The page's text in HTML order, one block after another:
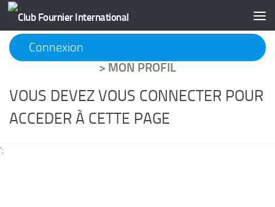
Skip to content
Connexion
> MON PROFIL
VOUS DEVEZ VOUS CONNECTER POUR
ACCEDER À CETTE PAGE
';